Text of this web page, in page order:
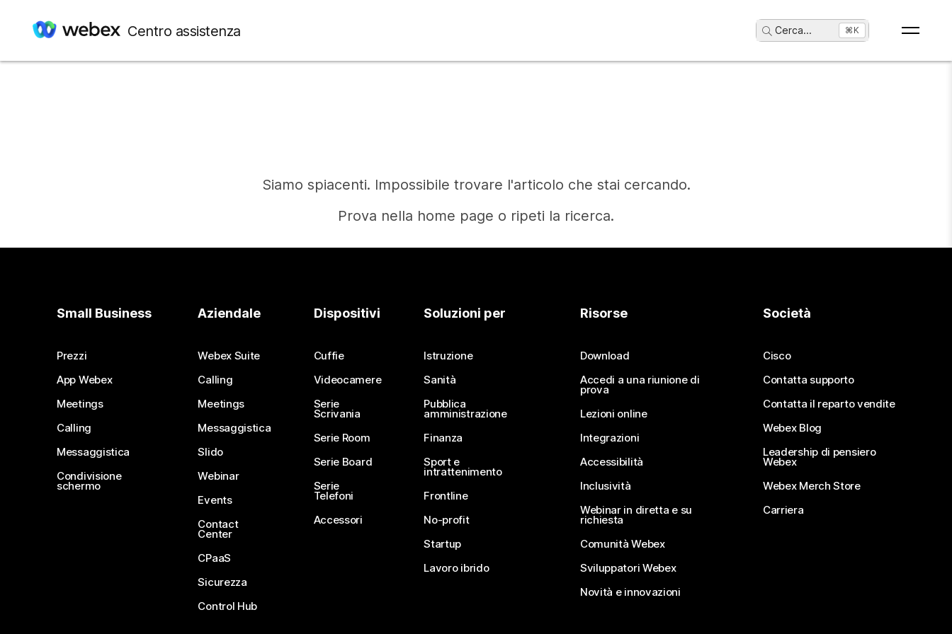
Centro assistenza Cerca... ⌘K
Siamo spiacenti. Impossibile trovare l'articolo che stai cercando.
Prova nella home page o ripeti la ricerca.
Occorre una risposta?
Invia una domanda
Small Business
Prezzi
App Webex
Meetings
Calling
Messaggistica
Condivisione
schermo
Aziendale
Webex Suite
Calling
Meetings
Messaggistica
Slido
Webinar
Events
Contact
Center
CPaaS
Sicurezza
Control Hub
Dispositivi
Cuffie
Videocamere
Serie
Scrivania
Serie Room
Serie Board
Serie
Telefoni
Accessori
Soluzioni per
Istruzione
Sanità
Pubblica
amministrazione
Finanza
Sport e
intrattenimento
Frontline
No-profit
Startup
Lavoro ibrido
Risorse
Download
Accedi a una riunione di
prova
Lezioni online
Integrazioni
Accessibilità
Inclusività
Webinar in diretta e su
richiesta
Comunità Webex
Sviluppatori Webex
Novità e innovazioni
Società
Cisco
Contatta supporto
Contatta il reparto vendite
Webex Blog
Leadership di pensiero
Webex
Webex Merch Store
Carriera